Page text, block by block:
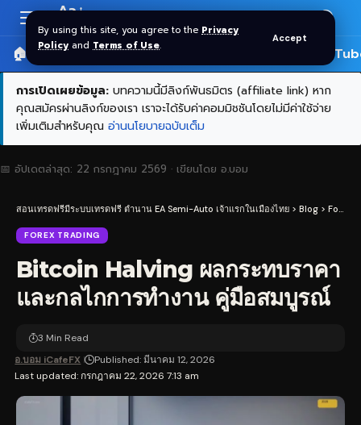
By using this site, you agree to the Privacy
Policy and Terms of Use.
Accept
Resizer
Aa
🏠 หน้าแรก ราคาทอง SPDR 🎬
การเปิดเผยข้อมูล: บทความนี้มีลิงก์พันธมิตร (affiliate link) หาก
คุณสมัครผ่านลิงก์ของเรา เราจะได้รับค่าคอมมิชชันโดยไม่มีค่าใช้จ่าย
เพิ่มเติมสำหรับคุณ อ่านนโยบายฉบับเต็ม
📅 อัปเดตล่าสุด: 22 กรกฎาคม 2569 · เขียนโดย อ.บอม
สอนเทรดฟรีมีระบบเทรดฟรี ตำนาน EA Semi-Auto เจ้าแรกในเมืองไทย > Blog > Forex Trading
FOREX TRADING
Bitcoin Halving ผลกระทบราคา
และกลไกการทำงาน คู่มือสมบูรณ์
Last updated: กรกฎาคม 22, 2026 7:13 am
อ.บอม iCafeFX Published: มีนาคม 12, 2026
3 Min Read